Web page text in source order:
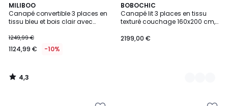
MILIBOO
Canapé convertible 3 places en
tissu bleu et bois clair avec
GRAHAM
1249,99 €
1124,99 € -10%
4,3
/ 5
4,3
/
BOBOCHIC
Canapé lit 3 places en tissu
texturé couchage 160x200 cm,
2199,00 €
9
Couleurs